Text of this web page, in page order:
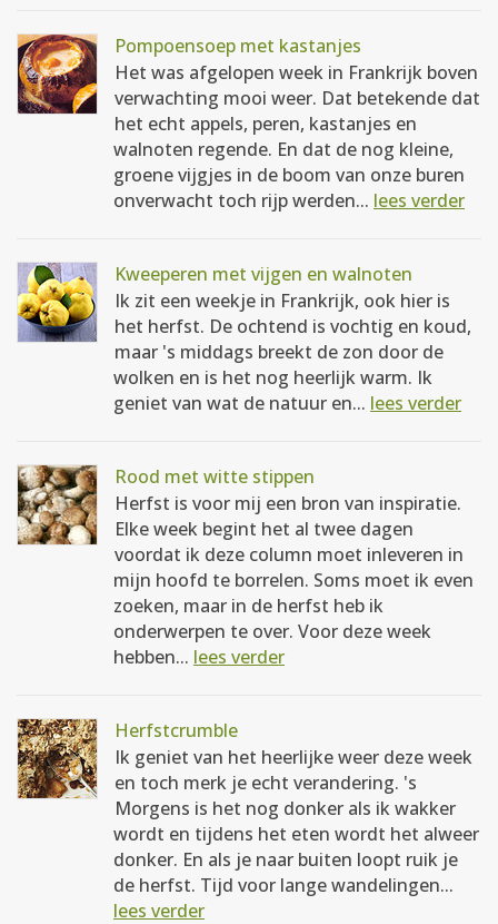
Pompoensoep met kastanjes
Het was afgelopen week in Frankrijk boven
verwachting mooi weer. Dat betekende dat
het echt appels, peren, kastanjes en
walnoten regende. En dat de nog kleine,
groene vijgjes in de boom van onze buren
onverwacht toch rijp werden... lees verder
Kweeperen met vijgen en walnoten
Ik zit een weekje in Frankrijk, ook hier is
het herfst. De ochtend is vochtig en koud,
maar 's middags breekt de zon door de
wolken en is het nog heerlijk warm. Ik
geniet van wat de natuur en... lees verder
Rood met witte stippen
Herfst is voor mij een bron van inspiratie.
Elke week begint het al twee dagen
voordat ik deze column moet inleveren in
mijn hoofd te borrelen. Soms moet ik even
zoeken, maar in de herfst heb ik
onderwerpen te over. Voor deze week
hebben... lees verder
Herfstcrumble
Ik geniet van het heerlijke weer deze week
en toch merk je echt verandering. 's
Morgens is het nog donker als ik wakker
wordt en tijdens het eten wordt het alweer
donker. En als je naar buiten loopt ruik je
de herfst. Tijd voor lange wandelingen...
lees verder